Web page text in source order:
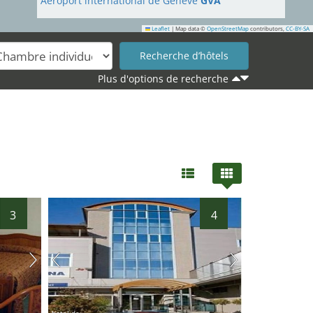
Leaflet | Map data © OpenStreetMap contributors, CC-BY-SA
Plus d'options de recherche
3 4